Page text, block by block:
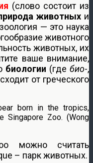
(слово состоит из
животных и
— это наука
животного
животных, их
ваше внимание,
биологии (гдебио-,
от греческого
можно считать
– парк животных.